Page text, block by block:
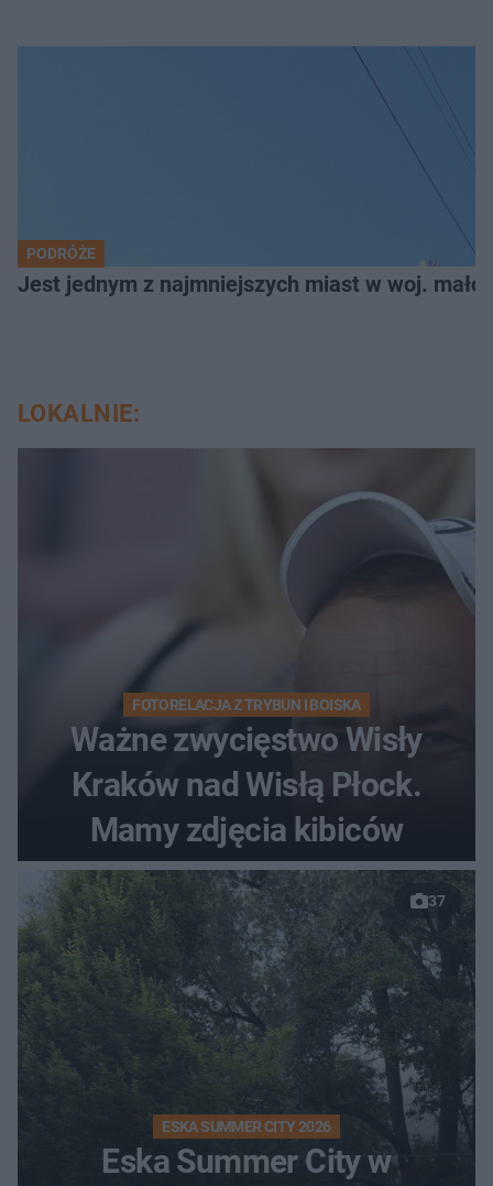
PODRÓŻE
Jest jednym z najmniejszych miast w woj.
LOKALNIE:
FOTORELACJA Z TRYBUN I BOISKA
Ważne zwycięstwo Wisły
Kraków nad Wisłą Płock.
Mamy zdjęcia kibiców
37
ESKA SUMMER CITY 2026
Eska Summer City w